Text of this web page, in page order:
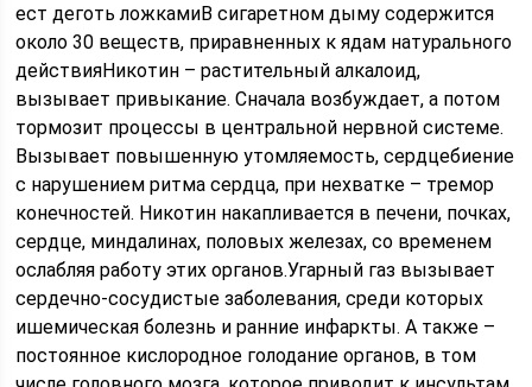
ест деготь ложкамиВ сигаретном дыму содержится
около 30 веществ, приравненных к ядам натурального
действияНикотин – растительный алкалоид,
вызывает привыкание. Сначала возбуждает, а потом
тормозит процессы в центральной нервной системе.
Вызывает повышенную утомляемость, сердцебиение
с нарушением ритма сердца, при нехватке – тремор
конечностей. Никотин накапливается в печени, почках,
сердце, миндалинах, половых железах, со временем
ослабляя работу этих органов.Угарный газ вызывает
сердечно-сосудистые заболевания, среди которых
ишемическая болезнь и ранние инфаркты. А также –
постоянное кислородное голодание органов, в том